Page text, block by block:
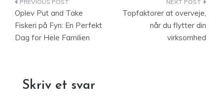
Indlægsnavigation
Oplev Put and Take
Fiskeri på Fyn: En Perfekt
Dag for Hele Familien
Topfaktorer at overveje,
når du flytter din
virksomhed
Skriv et svar